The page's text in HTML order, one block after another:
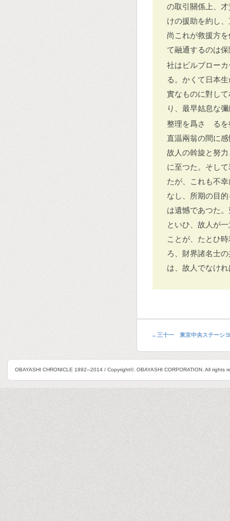
の取引關係上、
けの援助を約し
尚これが救援方
て融通するのは
社はビルブロー
る。かくて日本
實なものに對し
り、最早姑息な
整理を爲さゞる
直温兩翁の間に
故人の斡旋と努
に至つた。そし
たが、これも不
なし、所期の目
は遺憾であつた
といひ、故人が
ことが、たとひ
ろ、財界諸名士
は、故人でなけ
← 三十一 東京中央ステーシ
OBAYASHI CHRONICLE 1892─2014 / Copyright©. OBAYASHI CORPORATION. All rights